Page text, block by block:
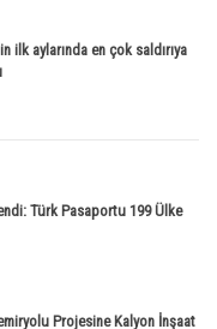
ilk aylarında en çok saldırıya
Türk Pasaportu 199 Ülke
Projesine Kalyon İnşaat